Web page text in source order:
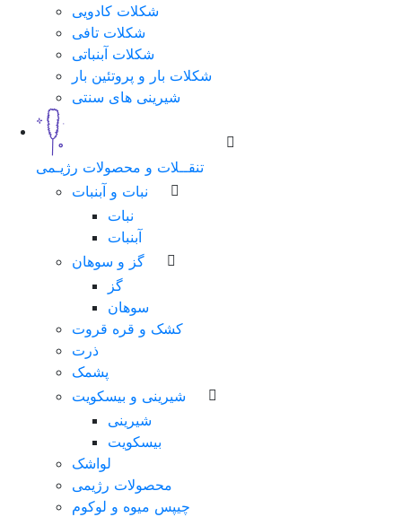
شکلات کادویی
شکلات تافی
شکلات آبنباتی
شکلات بار و پروتئین بار
شیرینی های سنتی
تنقــلات و محصولات رژیـمی
نبات و آبنبات
نبات
آبنبات
گز و سوهان
گز
سوهان
کشک و قره قروت
ذرت
پشمک
شیرینی و بیسکویت
شیرینی
بیسکویت
لواشک
محصولات رژیمی
چیپس میوه و لوکوم